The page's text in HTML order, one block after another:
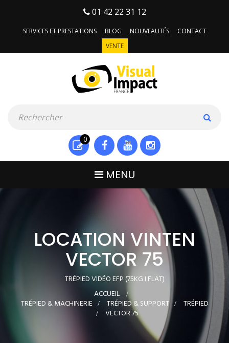
01 42 22 31 12
SERVICES ET PRESTATIONS BLOG NOUVEAUTÉS
CONTACT
VENTE
0
MENU
LOCATION VINTEN
VECTOR 75
TRÉPIED VIDÉO EFP (75KG I FLAT)
ACCUEIL >
TRÉPIED & MACHINERIE > TRÉPIED & SUPPORT >
TRÉPIED
>
VECTOR 75